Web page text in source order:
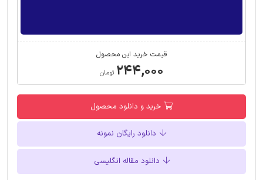
قیمت خرید این محصول
۲۴۴,۰۰۰ تومان
خرید و دانلود محصول
دانلود رایگان نمونه
دانلود مقاله انگلیسی